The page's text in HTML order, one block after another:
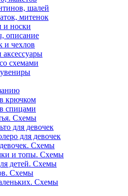
шалей
митенок
и носки
описание
и чехлов
схемами
крючком
спицами
Схемы
для девочек
для девочек
Схемы
и топы. Схемы
детей. Схемы
Схемы
Схемы